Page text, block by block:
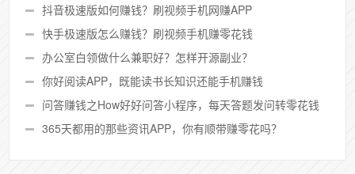
抖音极速版如何赚钱？刷视频手机网赚APP
快手极速版怎么赚钱？刷视频手机赚零花钱
办公室白领做什么兼职好？怎样开源副业？
你好阅读APP，既能读书长知识还能手机赚钱
问答赚钱之How好好问答小程序，每天答题发问转零花钱
咯！365天都用的那些资讯APP，你有顺带赚零花吗？